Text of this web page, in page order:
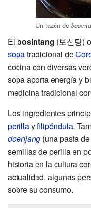
Un tazón de
El bosintang (보신탕) o
sopatradicional de
cocina con diversas
sopa aporta energía y
medicina tradicional
Los ingredientes
perillayfilipéndula.
doenjang (una pasta
semillas de perilla en
historia en la cultura
actualidad, algunas
sobre su consumo.